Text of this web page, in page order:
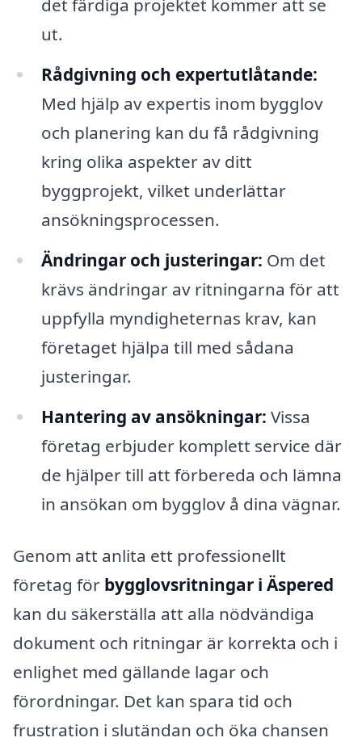
det färdiga projektet kommer att se
ut.
Rådgivning och expertutlåtande:
Med hjälp av expertis inom bygglov
och planering kan du få rådgivning
kring olika aspekter av ditt
byggprojekt, vilket underlättar
ansökningsprocessen.
Ändringar och justeringar: Om det
krävs ändringar av ritningarna för att
uppfylla myndigheternas krav, kan
företaget hjälpa till med sådana
justeringar.
Hantering av ansökningar: Vissa
företag erbjuder komplett service där
de hjälper till att förbereda och lämna
in ansökan om bygglov å dina vägnar.
Genom att anlita ett professionellt
företag för bygglovsritningar i Äspered
kan du säkerställa att alla nödvändiga
dokument och ritningar är korrekta och i
enlighet med gällande lagar och
förordningar. Det kan spara tid och
frustration i slutändan och öka chansen